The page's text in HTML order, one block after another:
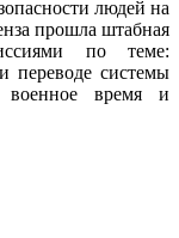
людей на
прошла штабная
по теме:
переводе системы
время и